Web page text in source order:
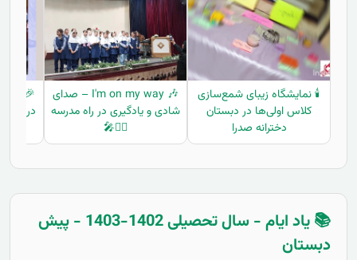
🕯️ نمایشگاه زیبای شمع‌سازی
کلاس اولی‌ها در دبستان
دخترانه صدرا
🎶 I'm on my way – صدای
شادی و یادگیری در راه مدرسه
🚶‍♀️🎤
🎉
در
📚 یاد ایام - سال تحصیلی 1402-1403 - پیش
دبستان